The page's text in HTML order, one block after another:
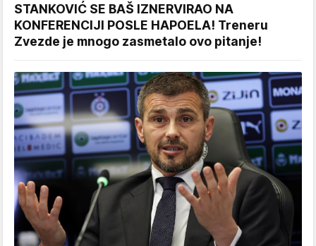
STANKOVIĆ SE BAŠ IZNERVIRAO NA
KONFERENCIJI POSLE HAPOELA! Treneru
Zvezde je mnogo zasmetalo ovo pitanje!